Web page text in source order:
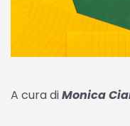
A cura diMonica